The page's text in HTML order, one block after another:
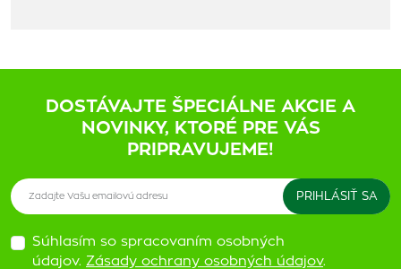
DOSTÁVAJTE ŠPECIÁLNE AKCIE A
NOVINKY, KTORÉ PRE VÁS
PRIPRAVUJEME!
Súhlasím so spracovaním osobných
údajov. Zásady ochrany osobných údajov.